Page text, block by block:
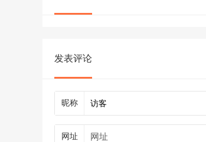
发表评论
昵称
网址